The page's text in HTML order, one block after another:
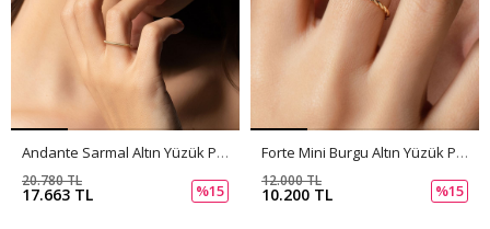
Andante Sarmal Altın Yüzük PI0229
17.663 TL
20.780 TL
%15
Forte Mini Burgu Altın Yüzük PI0228
10.200 TL
12.000 TL
%15